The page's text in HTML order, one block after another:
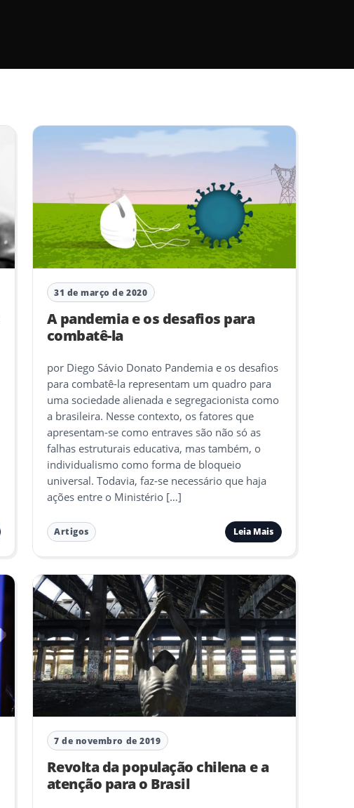
31 de março de 2020
A pandemia e os desafios para
combatê-la
por Diego Sávio Donato Pandemia e os desafios
para combatê-la representam um quadro para
uma sociedade alienada e segregacionista como
a brasileira. Nesse contexto, os fatores que
apresentam-se como entraves são não só as
falhas estruturais educativa, mas também, o
individualismo como forma de bloqueio
universal. Todavia, faz-se necessário que haja
ações entre o Ministério […]
Artigos Leia Mais
7 de novembro de 2019
Revolta da população chilena e a
atenção para o Brasil